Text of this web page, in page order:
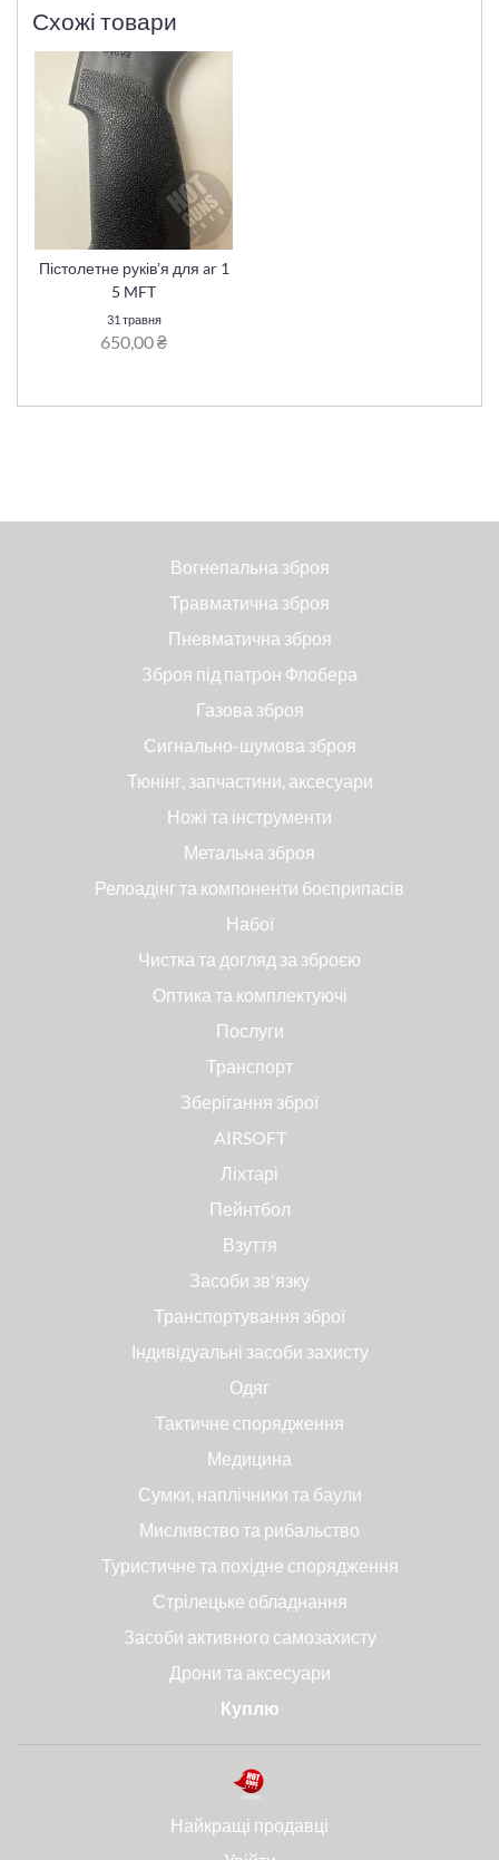
Схожі товари
Пістолетне руківʼя для ar 1
5 MFT
31 травня
650,00 ₴
Вогнепальна зброя
Травматична зброя
Пневматична зброя
Зброя під патрон Флобера
Газова зброя
Сигнально-шумова зброя
Тюнінг, запчастини, аксесуари
Ножі та інструменти
Метальна зброя
Релоадінг та компоненти боєприпасів
Набої
Чистка та догляд за зброєю
Оптика та комплектуючі
Послуги
Транспорт
Зберігання зброї
AIRSOFT
Ліхтарі
Пейнтбол
Взуття
Засоби зв'язку
Транспортування зброї
Індивідуальні засоби захисту
Одяг
Тактичне спорядження
Медицина
Сумки, наплічники та баули
Мисливство та рибальство
Туристичне та похідне спорядження
Стрілецьке обладнання
Засоби активного самозахисту
Дрони та аксесуари
Куплю
Найкращі продавці